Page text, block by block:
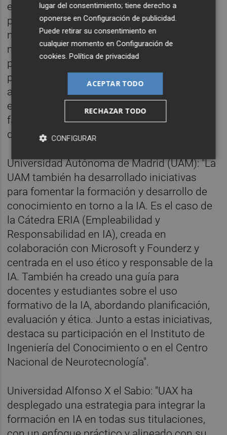
espacio que busca desarrollar tecnologías
para la ayuda al diagnóstico, la
monitorización y la interacción humano-
máquina para el cuidado de la salud. El
programa "inic‑IA‑tivas" promueve buenas
prácticas docentes sobre inteligencia
artificial generativa y ofrece herramientas,
experiencias docentes y ejemplos para
facilitar el uso ético de estas tecnologías",
dice el Instituto Coordenadas.
Universidad Autónoma de Madrid (UAM): "La
UAM también ha desarrollado iniciativas
para fomentar la formación y desarrollo de
conocimiento en torno a la IA. Es el caso de
la Cátedra ERIA (Empleabilidad y
Responsabilidad en IA), creada en
colaboración con Microsoft y Founderz y
centrada en el uso ético y responsable de la
IA. También ha creado una guía para
docentes y estudiantes sobre el uso
formativo de la IA, abordando planificación,
evaluación y ética. Junto a estas iniciativas,
destaca su participación en el Instituto de
Ingeniería del Conocimiento o en el Centro
Nacional de Neurotecnología".
Universidad Alfonso X el Sabio: "UAX ha
desplegado una estrategia para integrar la
formación en IA en todas sus titulaciones,
lugar del consentimiento; tiene derecho a
oponerse enConfiguración de publicidad
Puede retirar su consentimiento en
cualquier momento enConfiguración de
cookies .Política de privacidad
ACEPTAR TODO
RECHAZAR TODO
CONFIGURAR